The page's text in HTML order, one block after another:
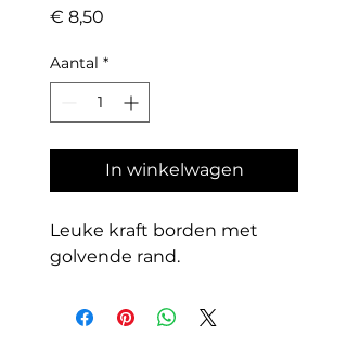
€ 8,50
Aantal *
In winkelwagen
Leuke kraft borden met
golvende rand.